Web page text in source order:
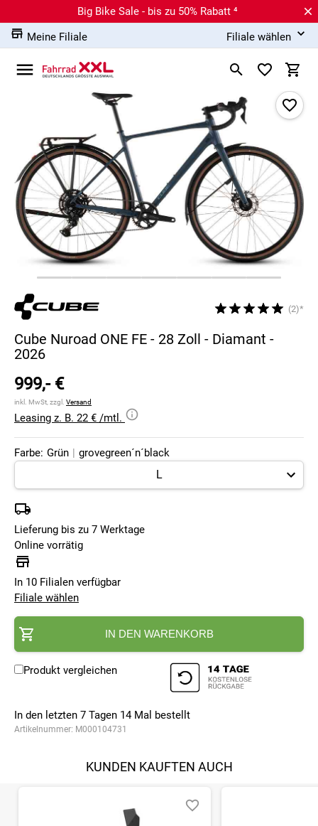
Big Bike Sale - bis zu 50% Rabatt ⁴
Meine Filiale
Filiale wählen
(2)*
Cube Nuroad ONE FE - 28 Zoll - Diamant -
2026
999,- €
inkl. MwSt, zzgl. Versand
Leasing z. B. 22 € /mtl.
Farbe: Grün | grovegreen´n´black
Lieferung bis zu 7 Werktage
Online vorrätig
In 10 Filialen verfügbar
Filiale wählen
IN DEN WARENKORB
Produkt vergleichen
In den letzten 7 Tagen 14Mal bestellt
Artikelnummer: M000104731
KUNDEN KAUFTEN AUCH